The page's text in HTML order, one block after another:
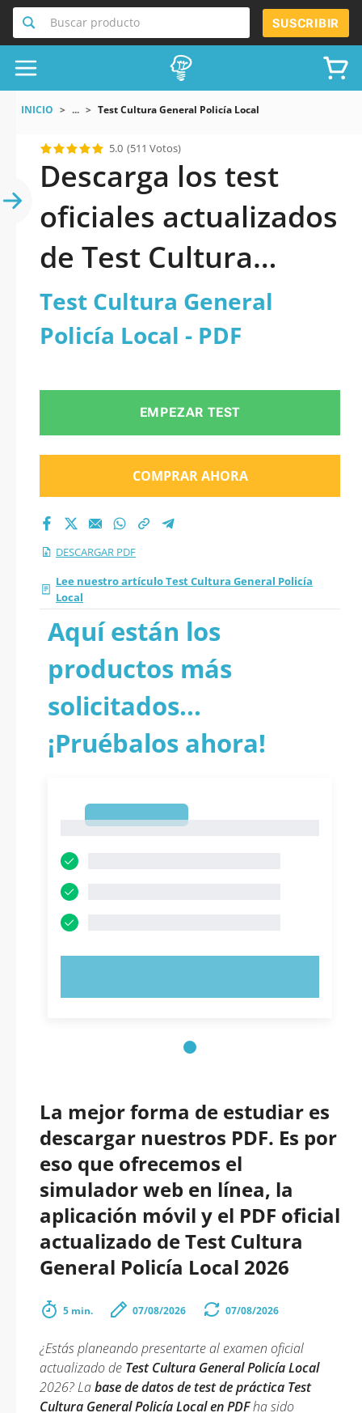
Buscar producto SUSCRIBIR
INICIO ... Test Cultura General Policía Local
5.0 (511 Votos)
Descarga los test
oficiales actualizados
de Test Cultura
General Policía Local
2026 en PDF
Test Cultura General
Policía Local - PDF
EMPEZAR TEST
COMPRAR AHORA
DESCARGAR PDF
Lee nuestro artículo Test Cultura General Policía
Local
Aquí están los
productos más
solicitados...
¡Pruébalos ahora!
La mejor forma de estudiar es
descargar nuestros PDF. Es por
eso que ofrecemos el
simulador web en línea, la
aplicación móvil y el PDF oficial
actualizado de Test Cultura
General Policía Local 2026
5 min. 07/08/2026 07/08/2026
¿Estás planeando presentarte al examen oficial
actualizado de Test Cultura General Policía Local
2026? Labase de datos de test de práctica Test
Cultura General Policía Local en PDFha sido